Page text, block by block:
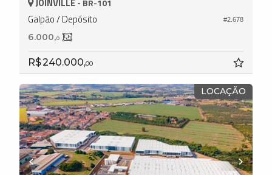
#2.678
BR-101
Galpão / Depósito
6.000,0
R$ 240.000,00
LOCAÇÃO